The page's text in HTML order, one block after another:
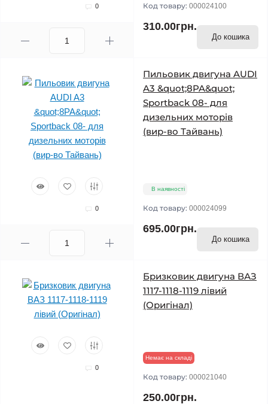
0 Код товару: 000024100
310.00грн.
До кошика
0
Пильовик двигуна AUDI
A3 &quot;8PA&quot;
Sportback 08- для
дизельних моторів
(вир-во Тайвань)
В наявності
Код товару: 000024099
695.00грн.
До кошика
0
Бризковик двигуна ВАЗ
1117-1118-1119 лівий
(Оригінал)
Немає на складі
Код товару: 000021040
250.00грн.